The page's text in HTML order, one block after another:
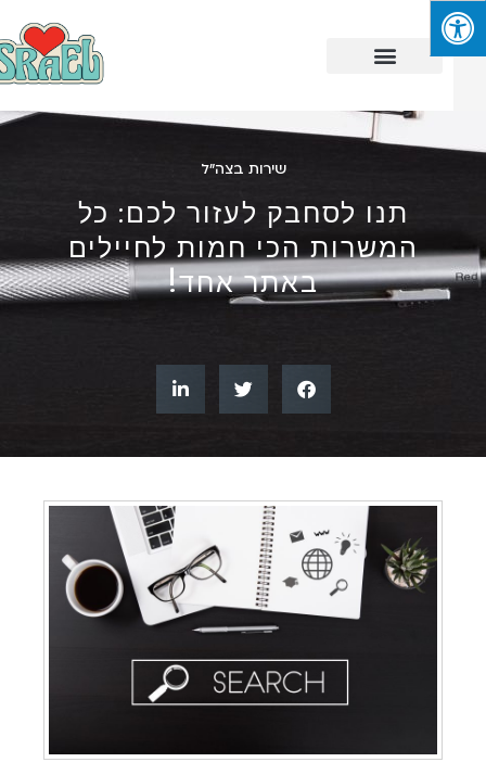
שירות בצה"ל
תנו לסחבק לעזור לכם: כל
המשרות הכי חמות לחיילים
באתר אחד!